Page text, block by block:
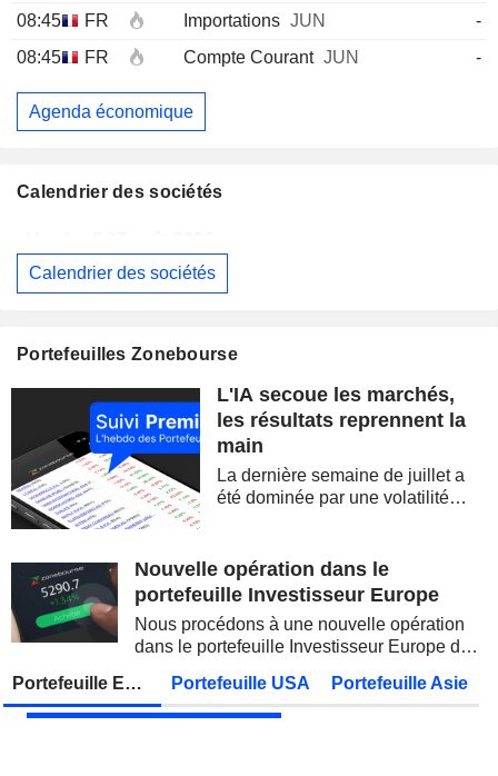
08:45
FR Importations JUN
-
08:45
FR Compte Courant JUN -
Agenda économique
Calendrier des sociétés
EUTELSAT COMMUNICATIONS
STATE BANK OF INDIA
OVERSEA-CHINESE BANKING CORPORATION LIMITED Publication des résultats - Q2 2026
MUNICH RE
JAPAN POST BANK CO., LTD. Publication des résultats - Q1 2027
ADNOC GAS PLC
KDDI CORPORATION Publication des résultats - Q1 2027
FUJIKURA LTD. Publication des résultats - Q1 2027
Calendrier des sociétés
Portefeuilles Zonebourse
L'IA secoue les marchés,
les résultats reprennent la
main
La dernière semaine de juillet a
été dominée par une volatilité
semi-conducteurs. Les
inquiétudes sur la soutenabilité
Nouvelle opération dans le
portefeuille Investisseur Europe
Nous procédons à une nouvelle opération
dans le portefeuille Investisseur Europe de
Portefeuille Europe Portefeuille USA Portefeuille Asie